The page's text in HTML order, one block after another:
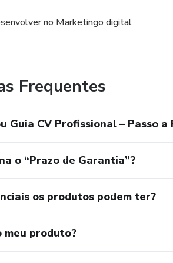
no Marketingo digital
Frequentes
Guia CV Profissional – Passo a
o “Prazo de Garantia”?
os produtos podem ter?
meu produto?